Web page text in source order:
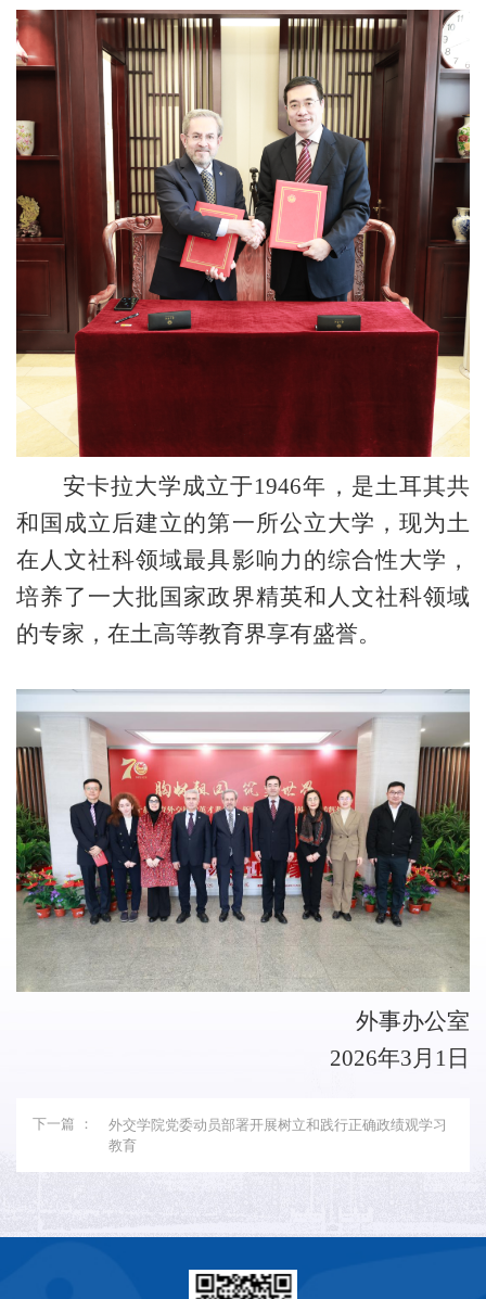
安卡拉大学成立于1946年，是土耳其共
和国成立后建立的第一所公立大学，现为土
在人文社科领域最具影响力的综合性大学，
培养了一大批国家政界精英和人文社科领域
的专家，在土高等教育界享有盛誉。
外事办公室
2026年3月 1 日
下一篇 ：
外交学院党委动员部署开展树立和践行正确政绩观学习
教育